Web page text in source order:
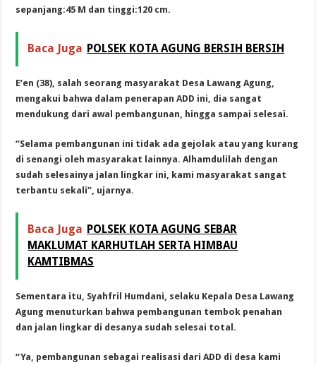
sepanjang:45 M dan tinggi:120 cm.
Baca Juga POLSEK KOTA AGUNG BERSIH BERSIH
E’en (38), salah seorang masyarakat Desa Lawang Agung,
mengakui bahwa dalam penerapan ADD ini, dia sangat
mendukung dari awal pembangunan, hingga sampai selesai.
“Selama pembangunan ini tidak ada gejolak atau yang kurang
di senangi oleh masyarakat lainnya. Alhamdulilah dengan
sudah selesainya jalan lingkar ini, kami masyarakat sangat
terbantu sekali”, ujarnya.
Baca Juga POLSEK KOTA AGUNG SEBAR
MAKLUMAT KARHUTLAH SERTA HIMBAU
KAMTIBMAS
Sementara itu, Syahfril Humdani, selaku Kepala Desa Lawang
Agung menuturkan bahwa pembangunan tembok penahan
dan jalan lingkar di desanya sudah selesai total.
“Ya, pembangunan sebagai realisasi dari ADD di desa kami